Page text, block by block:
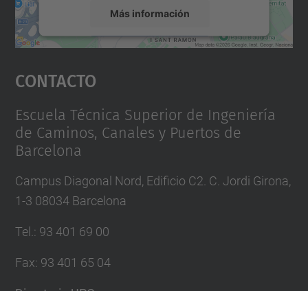
Más información
Aceptar
powered by
Contacto
Escuela Técnica Superior de Ingeniería
de Caminos, Canales y Puertos de
Barcelona
Campus Diagonal Nord, Edificio C2. C. Jordi Girona,
1-3 08034 Barcelona
Tel. : 93 401 69 00
Fax: 93 401 65 04